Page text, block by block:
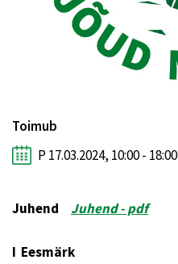
Toimub
P 17.03.2024, 10:00 - 18:00
Juhend Juhend - pdf
I Eesmärk